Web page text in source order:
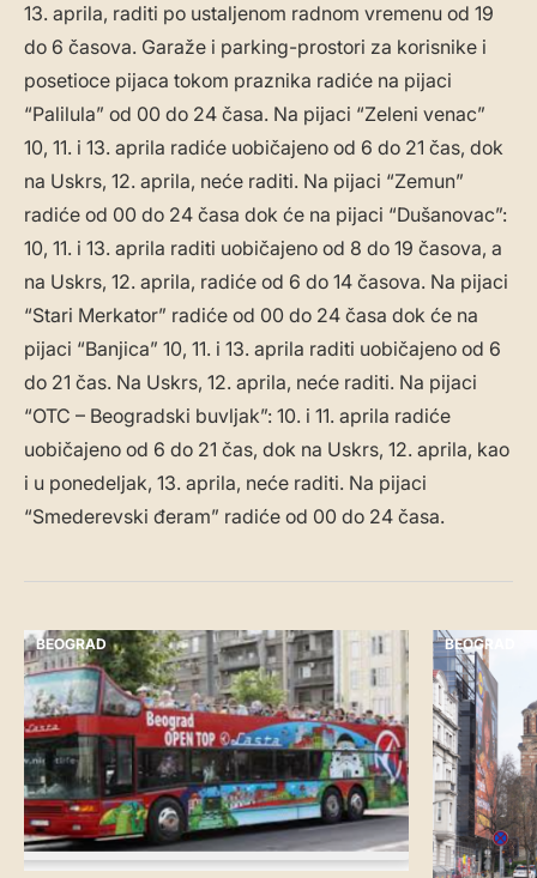
13. aprila, raditi po ustaljenom radnom vremenu od 19
do 6 časova. Garaže i parking-prostori za korisnike i
posetioce pijaca tokom praznika radiće na pijaci
“Palilula” od 00 do 24 časa. Na pijaci “Zeleni venac”
10, 11. i 13. aprila radiće uobičajeno od 6 do 21 čas, dok
na Uskrs, 12. aprila, neće raditi. Na pijaci “Zemun”
radiće od 00 do 24 časa dok će na pijaci “Dušanovac”:
10, 11. i 13. aprila raditi uobičajeno od 8 do 19 časova, a
na Uskrs, 12. aprila, radiće od 6 do 14 časova. Na pijaci
“Stari Merkator” radiće od 00 do 24 časa dok će na
pijaci “Banjica” 10, 11. i 13. aprila raditi uobičajeno od 6
do 21 čas. Na Uskrs, 12. aprila, neće raditi. Na pijaci
“OTC – Beogradski buvljak”: 10. i 11. aprila radiće
uobičajeno od 6 do 21 čas, dok na Uskrs, 12. aprila, kao
i u ponedeljak, 13. aprila, neće raditi. Na pijaci
“Smederevski đeram” radiće od 00 do 24 časa.
BEOGRAD BEOGRAD